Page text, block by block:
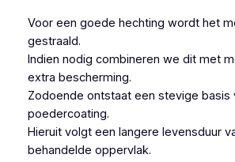
Voor een goede hechting wordt het
gestraald.
Indien nodig combineren we dit met
extra bescherming.
Zodoende ontstaat een stevige basis
poedercoating.
Hieruit volgt een langere levensduur
behandelde oppervlak.